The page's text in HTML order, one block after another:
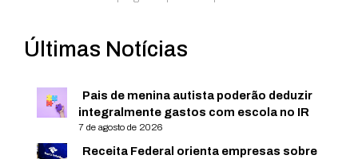
Últimas Notícias
Pais de menina autista poderão deduzir
integralmente gastos com escola no IR
7 de agosto de 2026
Receita Federal orienta empresas sobre